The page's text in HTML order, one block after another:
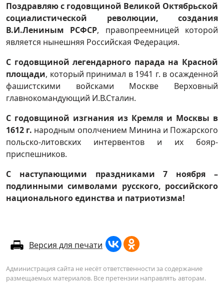
Поздравляю с годовщиной Великой Октябрьской
социалистической революции, создания
В.И.Лениным РСФСР, правопреемницей которой
является нынешняя Российская Федерация.
С годовщиной легендарного парада на Красной
площади, который принимал в 1941 г. в осажденной
фашистскими войсками Москве Верховный
главнокомандующий И.В.Сталин.
С годовщиной изгнания из Кремля и Москвы в
1612 г. народным ополчением Минина и Пожарского
польско-литовских интервентов и их бояр-
приспешников.
С наступающими праздниками 7 ноября –
подлинными символами русского, российского
национального единства и патриотизма!
Версия для печати
Администрация сайта не несёт ответственности за содержание
размещаемых материалов. Все претензии направлять авторам.